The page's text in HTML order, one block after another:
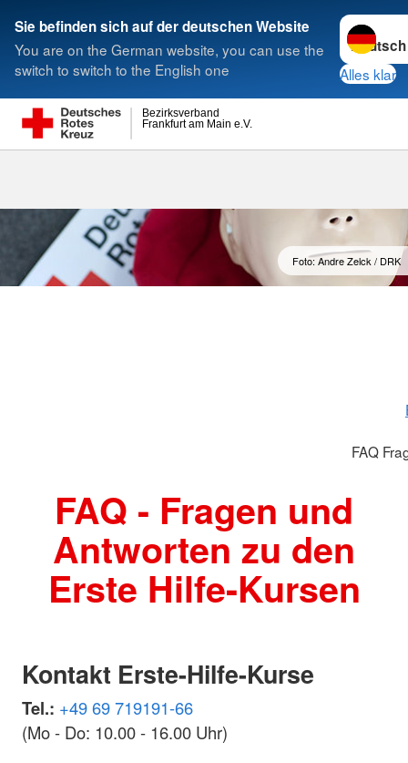
Sie befinden sich auf der deutschen Website
You are on the German website, you can use the
switch to switch to the English one
Sprache
Alles klar
Frankfurt am Main e.V.
Bezirksverband
Suche
Foto: Andre Zelck / DRK
FAQ
FAQ - Fragen und
Antworten zu den
Erste Hilfe-Kursen
Kontakt Erste-Hilfe-Kurse
Tel.: +49 69 719191-66
(Mo - Do: 10.00 - 16.00 Uhr)